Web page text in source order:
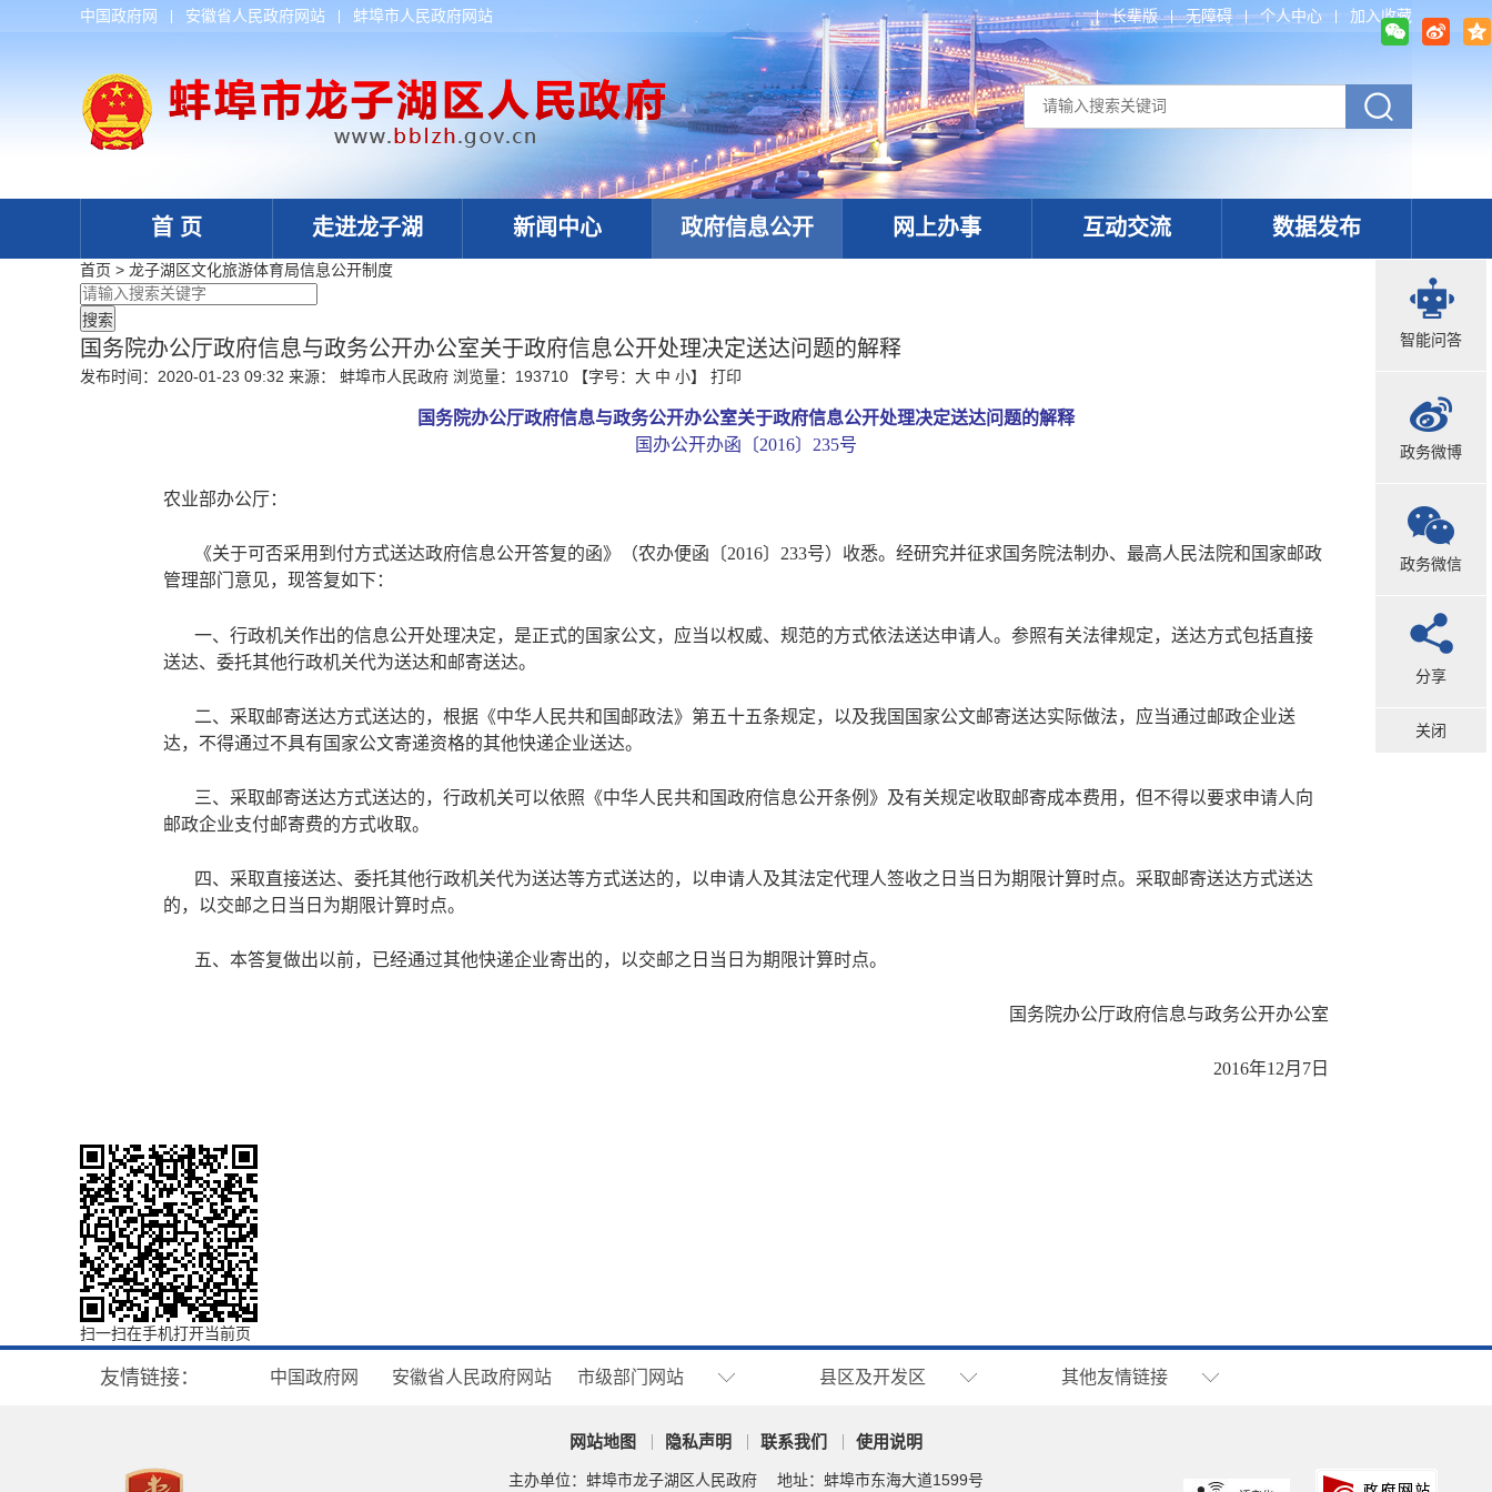
中国政府网 安徽省人民政府网站 蚌埠市人民政府网站 长辈版 无障碍 个人中心 加入收藏
首 页 走进龙子湖 新闻中心 政府信息公开 网上办事 互动交流 数据发布
首页 > 龙子湖区文化旅游体育局信息公开制度
国务院办公厅政府信息与政务公开办公室关于政府信息公开处理决定送达问题的解释
发布时间：2020-01-23 09:32 来源： 蚌埠市人民政府 浏览量： 193710 【字号： 大 中 小】 打印
国务院办公厅政府信息与政务公开办公室关于政府信息公开处理决定送达问题的解释
国办公开办函〔2016〕235号
农业部办公厅：
《关于可否采用到付方式送达政府信息公开答复的函》（农办便函〔2016〕233号）收悉。经研究并征求国务院法制办、最高人民法院和国家邮政
管理部门意见，现答复如下：
一、行政机关作出的信息公开处理决定，是正式的国家公文，应当以权威、规范的方式依法送达申请人。参照有关法律规定，送达方式包括直接
送达、委托其他行政机关代为送达和邮寄送达。
二、采取邮寄送达方式送达的，根据《中华人民共和国邮政法》第五十五条规定，以及我国国家公文邮寄送达实际做法，应当通过邮政企业送
达，不得通过不具有国家公文寄递资格的其他快递企业送达。
三、采取邮寄送达方式送达的，行政机关可以依照《中华人民共和国政府信息公开条例》及有关规定收取邮寄成本费用，但不得以要求申请人向
邮政企业支付邮寄费的方式收取。
四、采取直接送达、委托其他行政机关代为送达等方式送达的，以申请人及其法定代理人签收之日当日为期限计算时点。采取邮寄送达方式送达
的，以交邮之日当日为期限计算时点。
五、本答复做出以前，已经通过其他快递企业寄出的，以交邮之日当日为期限计算时点。
国务院办公厅政府信息与政务公开办公室
2016年12月7日
扫一扫在手机打开当前页
友情链接： 中国政府网 安徽省人民政府网站 市级部门网站 县区及开发区 其他友情链接
网站地图 隐私声明 联系我们 使用说明
主办单位：蚌埠市龙子湖区人民政府 地址：蚌埠市东海大道1599号
智能问答
政务微博
政务微信
分享
关闭